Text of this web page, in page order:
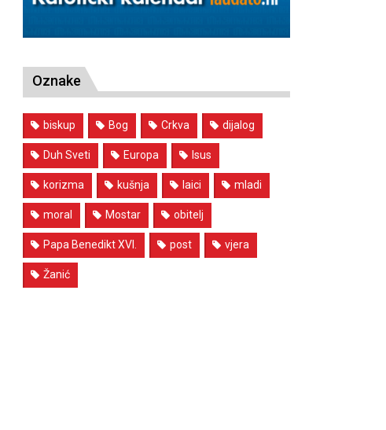
Oznake
biskup Bog Crkva dijalog
Duh Sveti Europa Isus
korizma kušnja laici mladi
moral Mostar obitelj
Papa Benedikt XVI. post vjera
Žanić